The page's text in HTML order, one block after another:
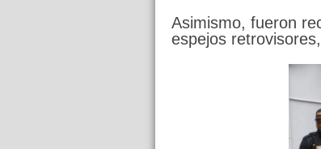
Asimismo, fueron
espejos